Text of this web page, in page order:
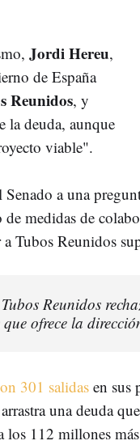
Jordi Hereu,
de España
Reunidos, y
la deuda, aunque
viable".
a una
medidas de
Tubos Reunidos
Reunidos
ofrece la
301 salidasen sus
una deuda
112 millones